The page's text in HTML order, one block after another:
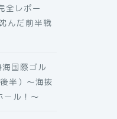
全レポー
んだ前半戦
海国際ゴル
半）〜海抜
ール！〜